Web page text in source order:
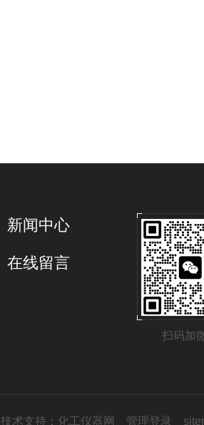
扫码加
新闻中心
在线留言
技术支持： 化工仪器网 管理登录